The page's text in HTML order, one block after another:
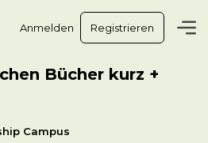
Anmelden Registrieren
Bücher kurz +
Campus